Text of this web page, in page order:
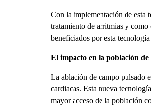
Con la implementación de esta
tratamiento de arritmias y como
beneficiados por esta
El impacto en la población de
La ablación de campo pulsado
cardiacas. Esta nueva
mayor acceso de la población